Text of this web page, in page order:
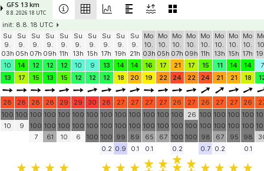
GFS 13 km
8.8. 2026 18 UTC
init: 8.8. 18 UTC
Su
9.
03h
Su
9.
05h
Su
9.
07h
Su
9.
09h
Su
9.
11h
Su
9.
13h
Su
9.
15h
Su
9.
17h
Su
9.
19h
Su
9.
21h
Mo
10.
03h
Mo
10.
05h
Mo
10.
07h
Mo
10.
09h
Mo
10.
11h
Mo
10.
13h
Mo
10.
15h
Mo
10.
17h
10
14 12 12 12 10 9 13 14 14 16 17 21 17 15 11 14 14
7
13
17 15 13 15 12 12 12 18 20 19 22 24 22 24 21 21 18
28 28 28 28 29 29 30 28 27 27 27 27 26 27 26 27 27 26
100
10
100
9
100
100
7
100
100
61
100
100
10
100
100
6
100
100
100
100
100
100
100
100
99
100
100
89
100
100
65
100
100
67
100
100
100
26
100
100
100
100
98
100
100
67
100
100
95
100
100
98
0.2 0.9 0.1 0.1 0.2 0.7 0.2 0.1